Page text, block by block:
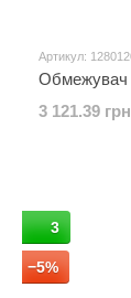
Артикул:
Обмежувач
3 121.39
3
−5%